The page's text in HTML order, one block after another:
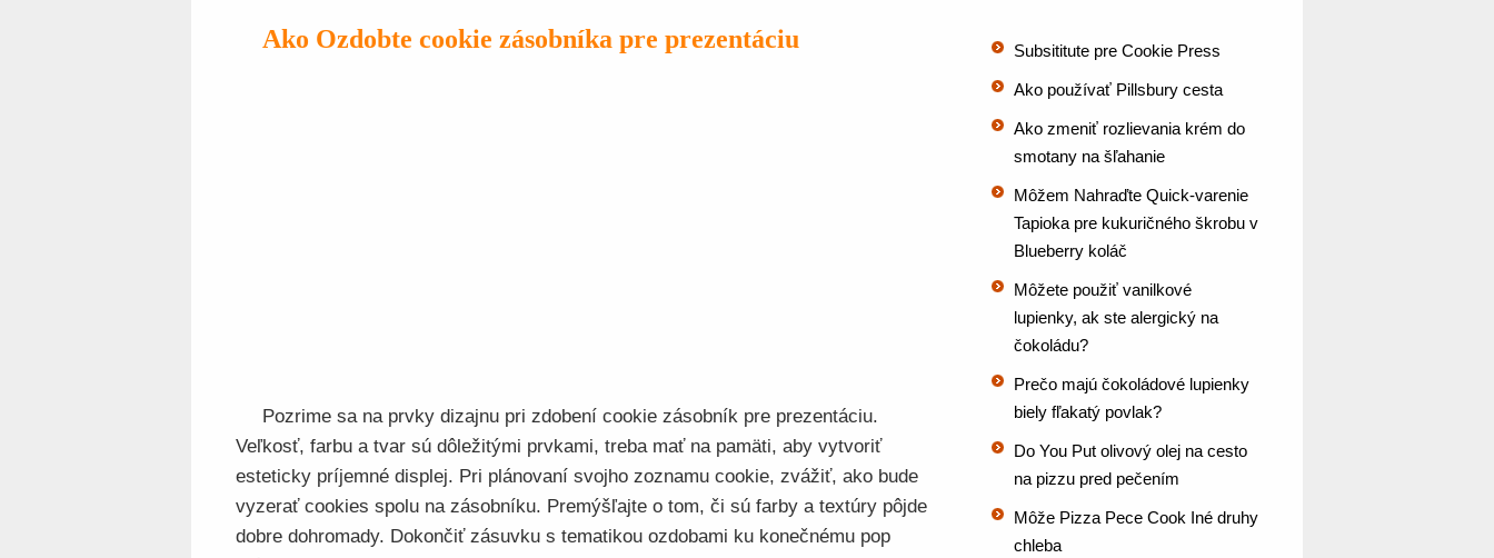
Ako Ozdobte cookie zásobníka pre prezentáciu
Pozrime sa na prvky dizajnu pri zdobení cookie zásobník pre prezentáciu.
Veľkosť, farbu a tvar sú dôležitými prvkami, treba mať na pamäti, aby vytvoriť
esteticky príjemné displej. Pri plánovaní svojho zoznamu cookie, zvážiť, ako bude
vyzerať cookies spolu na zásobníku. Premýšľajte o tom, či sú farby a textúry pôjde
dobre dohromady. Dokončiť zásuvku s tematikou ozdobami ku konečnému pop
Subsititute pre Cookie Press
Ako používať Pillsbury cesta
Ako zmeniť rozlievania krém do
smotany na šľahanie
Môžem Nahraďte Quick-varenie
Tapioka pre kukuričného škrobu v
Blueberry koláč
Môžete použiť vanilkové
lupienky, ak ste alergický na
čokoládu?
Prečo majú čokoládové lupienky
biely fľakatý povlak?
Do You Put olivový olej na cesto
na pizzu pred pečením
Môže Pizza Pece Cook Iné druhy
chleba